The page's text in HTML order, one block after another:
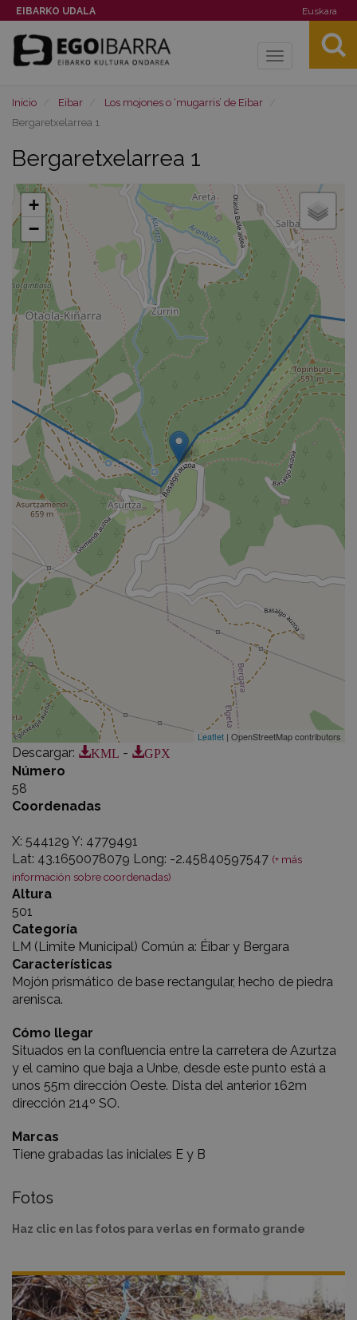
EIBARKO UDALA Euskara
Toggle
Inicio Eibar
Los mojones o ‘mugarris’ de Eibar
Bergaretxelarrea 1
Bergaretxelarrea 1
+
−
Leaflet | OpenStreetMap contributors
Descargar: KML -
GPX
Número
58
Coordenadas
X: 544129 Y: 4779491
Lat: 43.1650078079 Long: -2.45840597547 (+ más
información sobre coordenadas)
Altura
501
Categoría
LM (Limite Municipal) Común a: Éibar y Bergara
Características
Mojón prismático de base rectangular, hecho de piedra
arenisca.
Cómo llegar
Situados en la confluencia entre la carretera de Azurtza
y el camino que baja a Unbe, desde este punto está a
unos 55m dirección Oeste. Dista del anterior 162m
dirección 214º SO.
Marcas
Tiene grabadas las iniciales E y B
Fotos
Haz clic en las fotos para verlas en formato grande